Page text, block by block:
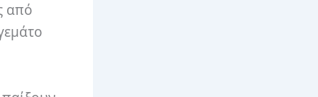
από